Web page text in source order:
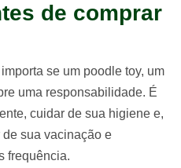
de comprar
se um poodle toy, um
uma responsabilidade. É
cuidar de sua higiene e,
sua vacinação e
frequência.